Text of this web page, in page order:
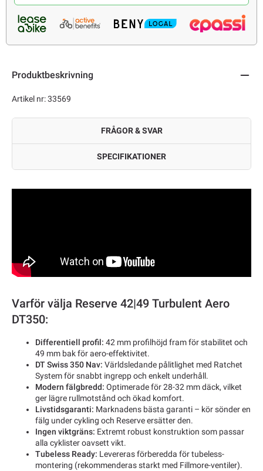
Produktbeskrivning
Artikel nr: 33569
FRÅGOR & SVAR
SPECIFIKATIONER
Varför välja Reserve 42|49 Turbulent Aero
DT350:
Differentiell profil: 42 mm profilhöjd fram för stabilitet och
49 mm bak för aero-effektivitet.
DT Swiss 350 Nav: Världsledande pålitlighet med Ratchet
System för snabbt ingrepp och enkelt underhåll.
Modern fälgbredd: Optimerade för 28-32 mm däck, vilket
ger lägre rullmotstånd och ökad komfort.
Livstidsgaranti: Marknadens bästa garanti – kör sönder en
fälg under cykling och Reserve ersätter den.
Ingen viktgräns: Extremt robust konstruktion som passar
alla cyklister oavsett vikt.
Tubeless Ready: Levereras förberedda för tubeless-
montering (rekommenderas starkt med Fillmore-ventiler).